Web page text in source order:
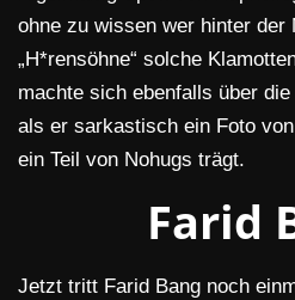
ohne zu wissen wer hinter
„H*rensöhne“ solche
machte sich ebenfalls über
als er sarkastisch ein Foto
ein Teil von Nohugs trägt.
Farid
Jetzt tritt Farid Bang noch